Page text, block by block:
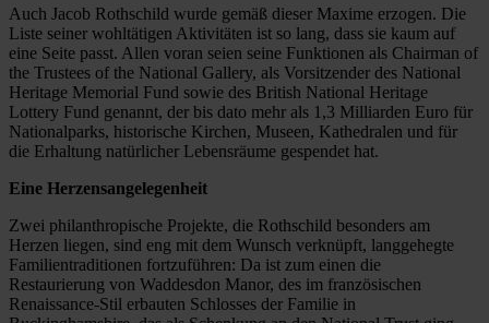
Auch Jacob Rothschild wurde gemäß dieser Maxime erzogen. Die
Liste seiner wohltätigen Aktivitäten ist so lang, dass sie kaum auf
eine Seite passt. Allen voran seien seine Funktionen als Chairman of
the Trustees of the National Gallery, als Vorsitzender des National
Heritage Memorial Fund sowie des British National Heritage
Lottery Fund genannt, der bis dato mehr als 1,3 Milliarden Euro für
Nationalparks, historische Kirchen, Museen, Kathedralen und für
die Erhaltung natürlicher Lebensräume gespendet hat.
Eine Herzensangelegenheit
Zwei philanthropische Projekte, die Rothschild besonders am
Herzen liegen, sind eng mit dem Wunsch verknüpft, langgehegte
Familientraditionen fortzuführen: Da ist zum einen die
Restaurierung von Waddesdon Manor, des im französischen
Renaissance-Stil erbauten Schlosses der Familie in